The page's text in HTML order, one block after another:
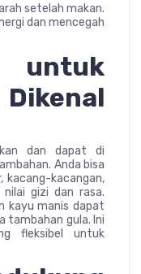
setelah makan.
dan mencegah
untuk
dan dapat di
Anda bisa
kacang-kacangan,
gizi dan rasa.
kayu manis dapat
tambahan gula. Ini
fleksibel untuk